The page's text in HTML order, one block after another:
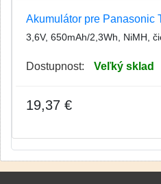
Akumulátor pre Panasonic
3,6V, 650mAh/2,3Wh, NiMH,
Dostupnost: Veľký sklad
19,37 €